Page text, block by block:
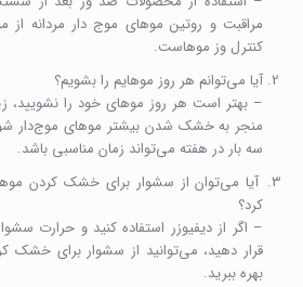
مراقبت و روتین موهای موج دار مردانه از
کنترل وز موهاست.
آیا می‌توانم هر روز موهایم را بشویم؟
– بهتر است هر روز موهای خود را نشویید،
منجر به خشک شدن بیشتر موهای موج‌دار
سه بار در هفته می‌تواند زمان مناسبی باشد.
آیا می‌توان از سشوار برای خشک کردن
کرد؟
– اگر از دیفیوزر استفاده کنید و حرارت
قرار دهید، می‌توانید از سشوار برای خشک
بهره ببرید.